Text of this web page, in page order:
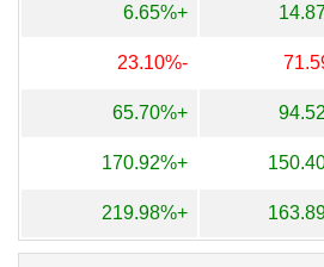
+6.65%
-23.10%
+65.70%
+170.92%
+219.98%